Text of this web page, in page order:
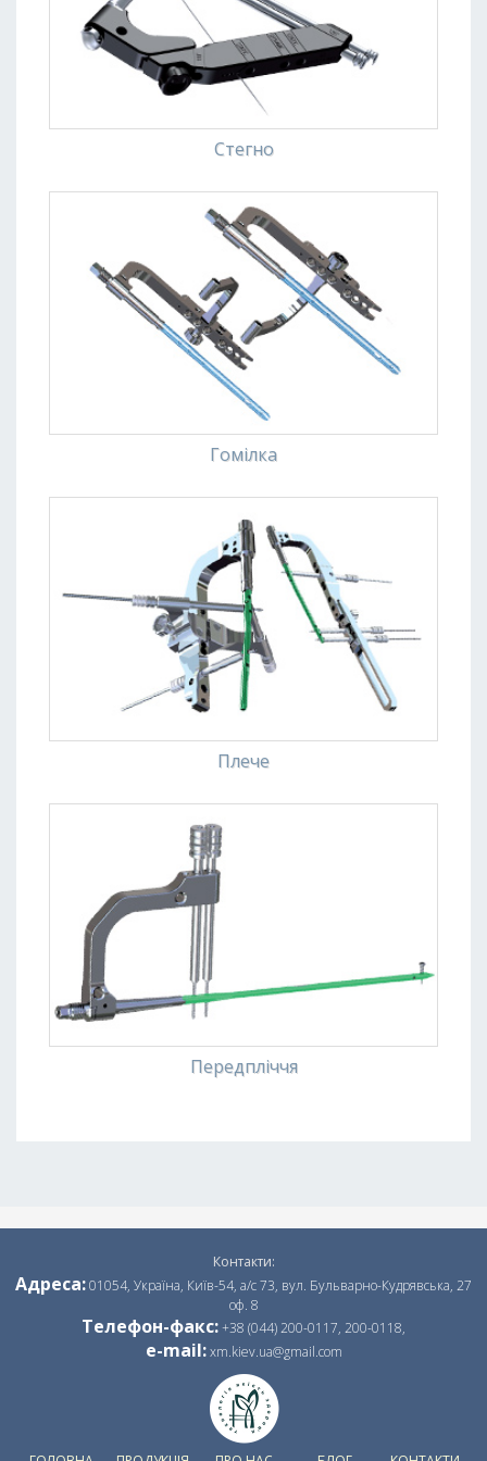
Стегно
Гомілка
Плече
Передпліччя
Контакти:
Адреса:01054, Україна, Київ-54, а/с 73, вул. Бульварно-Кудрявська, 27
оф. 8
Телефон-факс:+38 (044) 200-0117, 200-0118,
e-mail: xm.kiev.ua@gmail.com